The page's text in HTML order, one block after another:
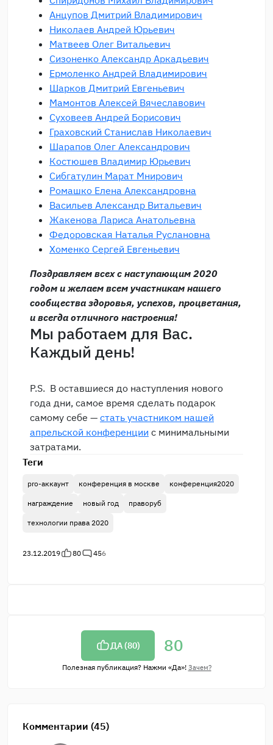
Анцупов Дмитрий Владимирович
Николаев Андрей Юрьевич
Матвеев Олег Витальевич
Сизоненко Александр Аркадьевич
Ермоленко Андрей Владимирович
Шарков Дмитрий Евгеньевич
Мамонтов Алексей Вячеславович
Суховеев Андрей Борисович
Граховский Станислав Николаевич
Шарапов Олег Александрович
Костюшев Владимир Юрьевич
Сибгатулин Марат Мнирович
Ромашко Елена Александровна
Васильев Александр Витальевич
Жакенова Лариса Анатольевна
Федоровская Наталья Руслановна
Хоменко Сергей Евгеньевич
Поздравляем всех с наступающим 2020
годом и желаем всем участникам нашего
сообщества здоровья, успехов, процветания,
и всегда отличного настроения!
Мы работаем для Вас.
Каждый день!
P.S. В оставшиеся до наступления нового
года дни, самое время сделать подарок
самому себе — стать участником нашей
апрельской конференции с минимальными
затратами.
Теги
pro-аккаунт конференция в москве конференция2020
награждение новый год праворуб
технологии права 2020
23.12.2019 80 456
ДА (80) 80
Полезная публикация? Нажми «Да»! Зачем?
Комментарии (45)